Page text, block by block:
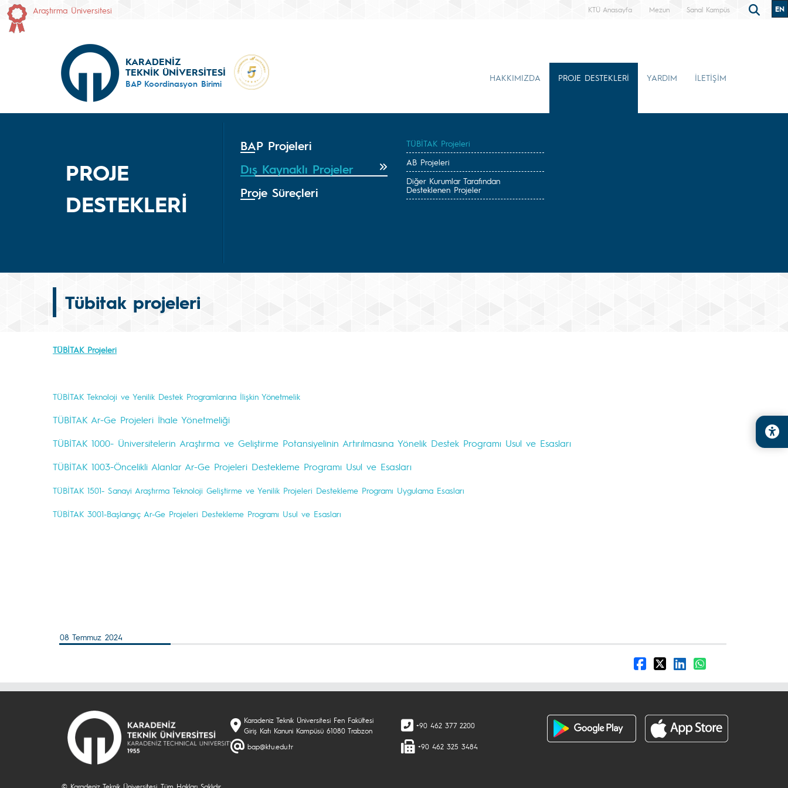
Araştırma Üniversitesi KTÜ Anasayfa Mezun Sanal Kampüs EN
KARADENİZ
TEKNİK ÜNİVERSİTESİ
BAP Koordinasyon Birimi
HAKKIMIZDA PROJE DESTEKLERİ YARDIM İLETİŞİM
PROJE
DESTEKLERİ
BAP Projeleri
Dış Kaynaklı Projeler
Proje Süreçleri
TÜBİTAK Projeleri
AB Projeleri
Diğer Kurumlar Tarafından
Desteklenen Projeler
Tübitak projeleri
TÜBİTAK Projeleri
TÜBİTAK Teknoloji ve Yenilik Destek Programlarına İlişkin Yönetmelik
TÜBİTAK Ar-Ge Projeleri İhale Yönetmeliği
TÜBİTAK 1000- Üniversitelerin Araştırma ve Geliştirme Potansiyelinin Artırılmasına Yönelik Destek Programı Usul ve Esasları
TÜBİTAK 1003-Öncelikli Alanlar Ar-Ge Projeleri Destekleme Programı Usul ve Esasları
TÜBİTAK 1501- Sanayi Araştırma Teknoloji Geliştirme ve Yenilik Projeleri Destekleme Programı Uygulama Esasları
TÜBİTAK 3001-Başlangıç Ar-Ge Projeleri Destekleme Programı Usul ve Esasları
08 Temmuz 2024
Karadeniz Teknik Üniversitesi Fen Fakültesi
Giriş Katı Kanuni Kampüsü 61080 Trabzon
bap@ktu.edu.tr
+90 462 377 2200
+90 462 325 3484